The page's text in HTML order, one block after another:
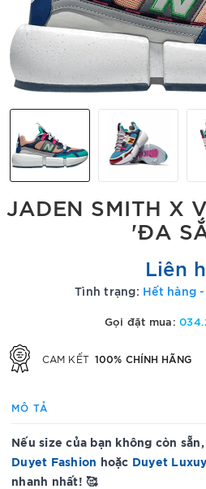
JADEN SMITH X
'ĐA
Liên
Tình trạng: Hết hàng
Gọi đặt mua:
CAM KẾT 100% CHÍNH HÃNG
MÔ TẢ
Nếu size của bạn không còn
Duyet Fashion hoặc Duyet Luxuy
nhanh nhất! 🥰